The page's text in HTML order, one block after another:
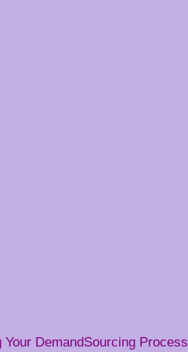
Sourcing Process
Your Demand